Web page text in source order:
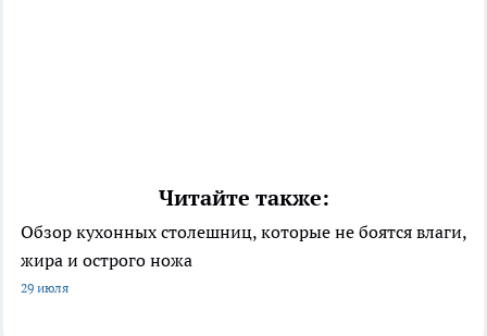
Читайте также:
Обзор кухонных столешниц, которые не боятся влаги,
жира и острого ножа
29 июля